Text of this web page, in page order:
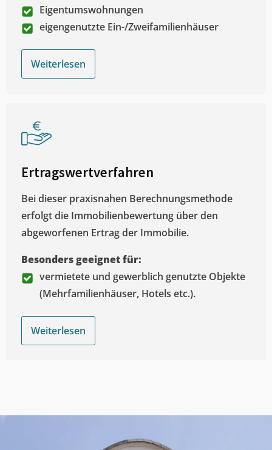
Eigentumswohnungen
eigengenutzte Ein-/Zweifamilienhäuser
Weiterlesen
Ertragswertverfahren
Bei dieser praxisnahen Berechnungsmethode
erfolgt die Immobilienbewertung über den
abgeworfenen Ertrag der Immobilie.
Besonders geeignet für:
vermietete und gewerblich genutzte Objekte
(Mehrfamilienhäuser, Hotels etc.).
Weiterlesen